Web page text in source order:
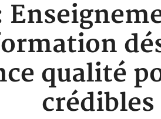
qualité
crédibles